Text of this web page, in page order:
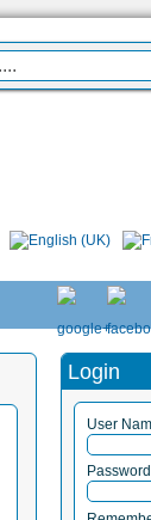
Login
User
Password